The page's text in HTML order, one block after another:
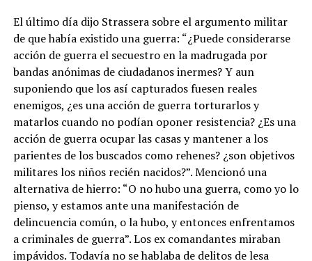
El último día dijo Strassera sobre el argumento militar
de que había existido una guerra: “¿Puede considerarse
acción de guerra el secuestro en la madrugada por
bandas anónimas de ciudadanos inermes? Y aun
suponiendo que los así capturados fuesen reales
enemigos, ¿es una acción de guerra torturarlos y
matarlos cuando no podían oponer resistencia? ¿Es una
acción de guerra ocupar las casas y mantener a los
parientes de los buscados como rehenes? ¿son objetivos
militares los niños recién nacidos?”. Mencionó una
alternativa de hierro: “O no hubo una guerra, como yo lo
pienso, y estamos ante una manifestación de
delincuencia común, o la hubo, y entonces enfrentamos
a criminales de guerra”. Los ex comandantes miraban
impávidos. Todavía no se hablaba de delitos de lesa